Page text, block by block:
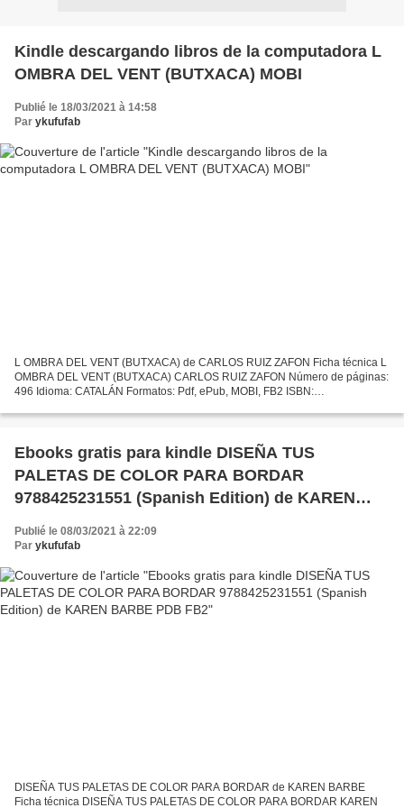
Kindle descargando libros de la computadora L
OMBRA DEL VENT (BUTXACA) MOBI
Publié le 18/03/2021 à 14:58
Par ykufufab
L OMBRA DEL VENT (BUTXACA) de CARLOS RUIZ ZAFON Ficha técnica L
OMBRA DEL VENT (BUTXACA) CARLOS RUIZ ZAFON Número de páginas:
496 Idioma: CATALÁN Formatos: Pdf, ePub, MOBI, FB2 ISBN:
eBook...
Ebooks gratis para kindle DISEÑA TUS
PALETAS DE COLOR PARA BORDAR
9788425231551 (Spanish Edition) de KAREN
BARBE PDB FB2
Publié le 08/03/2021 à 22:09
Par ykufufab
DISEÑA TUS PALETAS DE COLOR PARA BORDAR de KAREN BARBE
Ficha técnica DISEÑA TUS PALETAS DE COLOR PARA BORDAR KAREN